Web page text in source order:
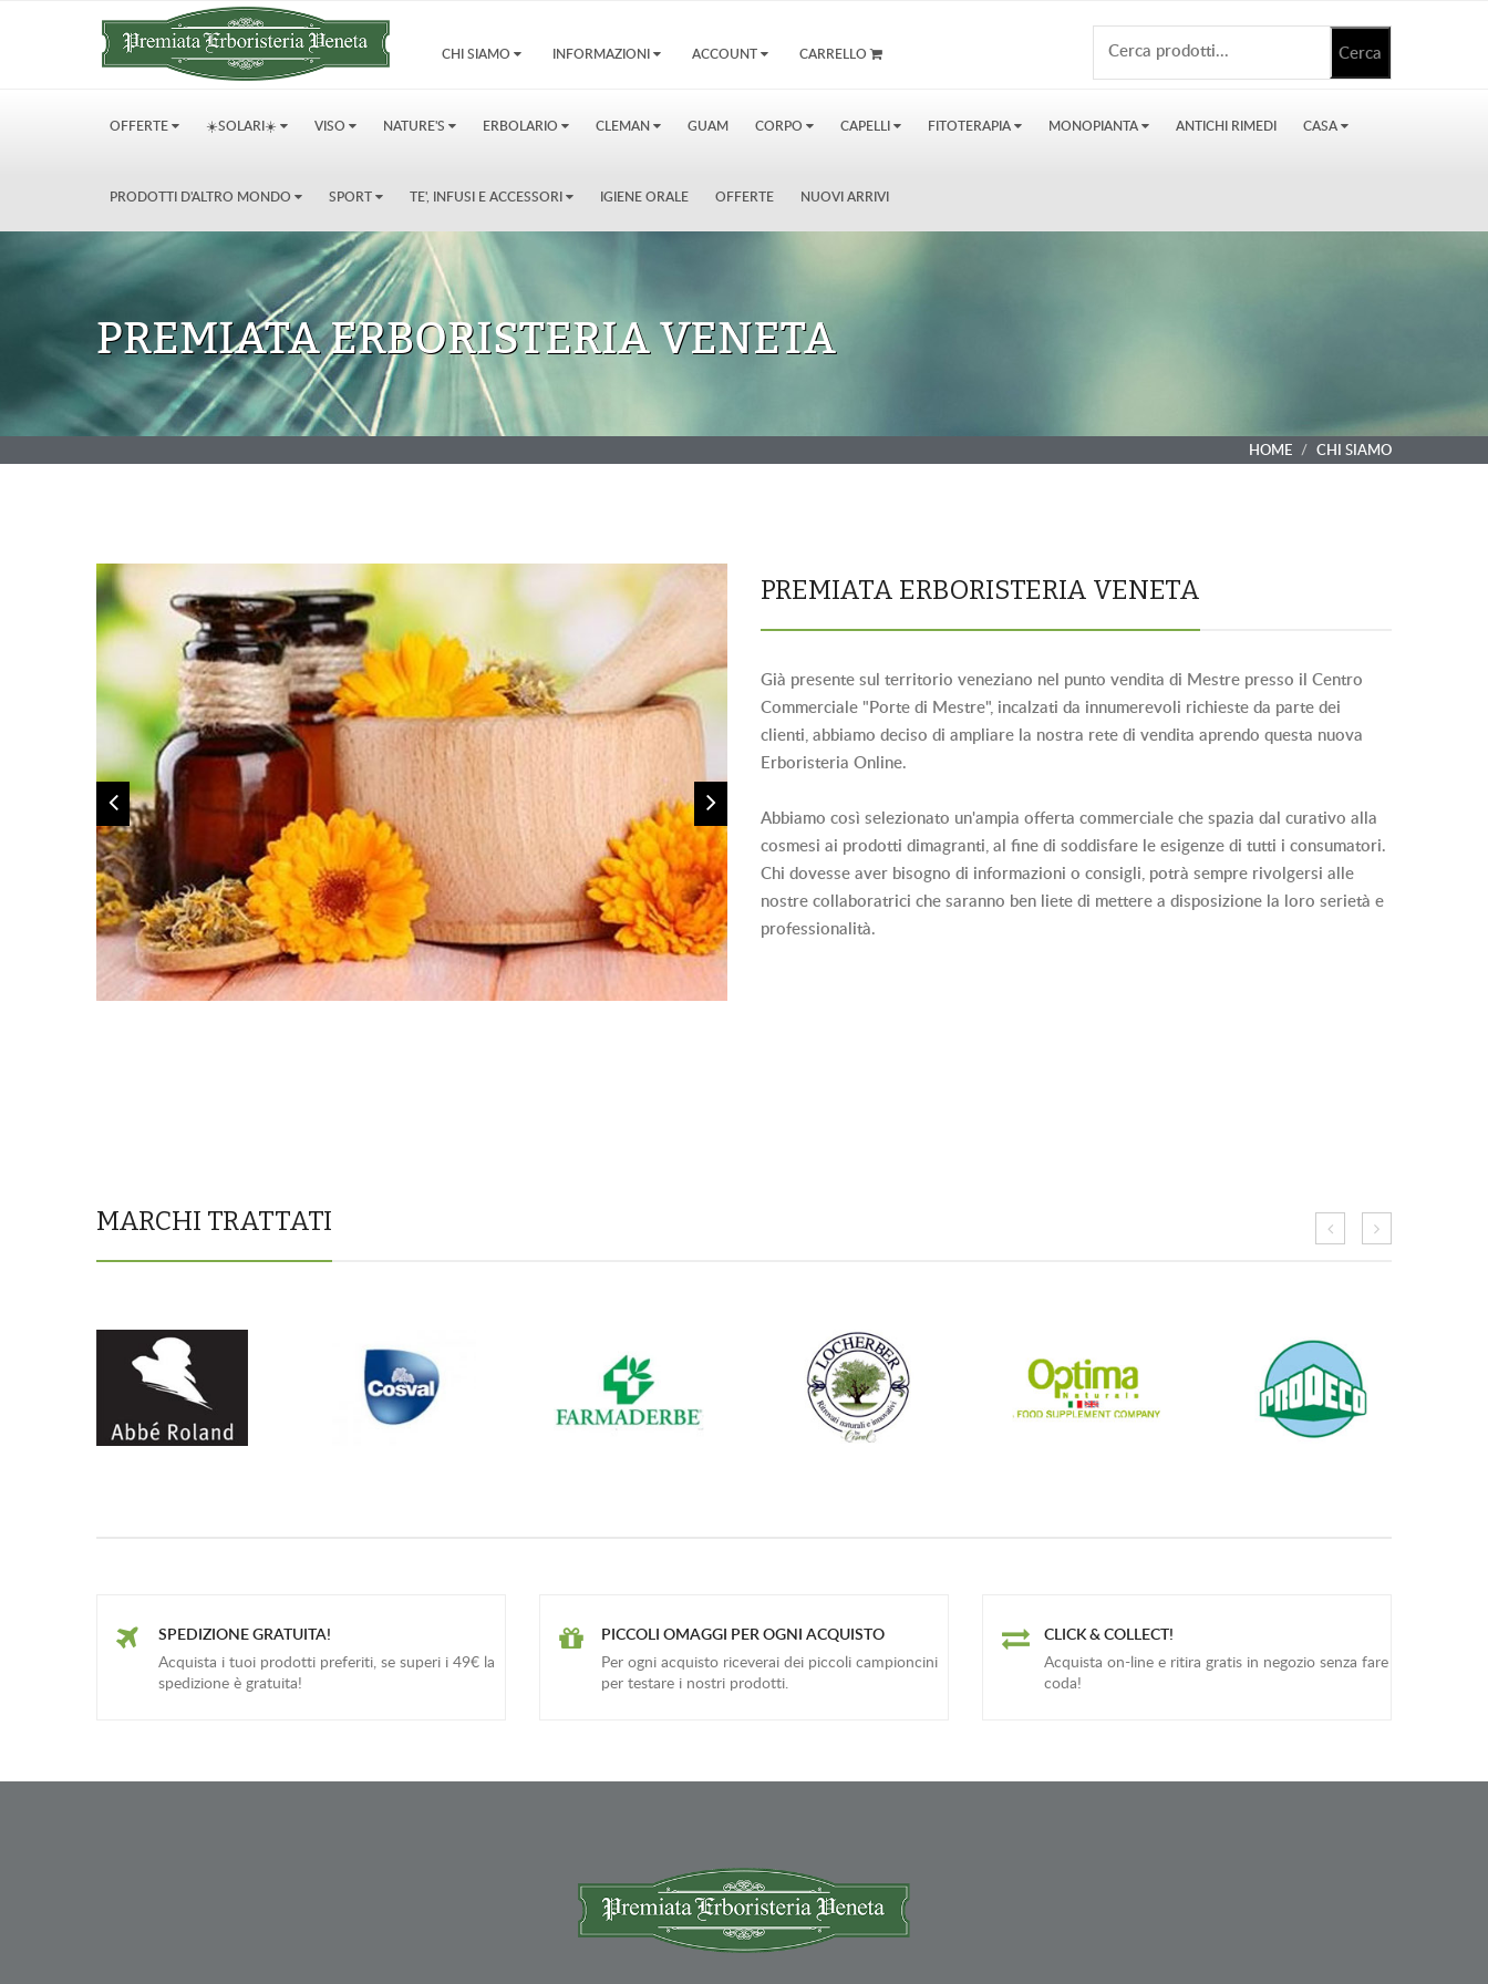
CHI SIAMO INFORMAZIONI ACCOUNT CARRELLO
OFFERTE ☀️SOLARI☀️ VISO NATURE'S ERBOLARIO CLEMAN GUAM CORPO CAPELLI FITOTERAPIA MONOPIANTA ANTICHI RIMEDI CASA
PRODOTTI D'ALTRO MONDO SPORT TE', INFUSI E ACCESSORI IGIENE ORALE OFFERTE NUOVI ARRIVI
PREMIATA ERBORISTERIA VENETA
HOME CHI SIAMO
PREMIATA ERBORISTERIA VENETA
Già presente sul territorio veneziano nel punto vendita di Mestre presso il Centro
Commerciale "Porte di Mestre", incalzati da innumerevoli richieste da parte dei
clienti, abbiamo deciso di ampliare la nostra rete di vendita aprendo questa nuova
Erboristeria Online.
Abbiamo così selezionato un'ampia offerta commerciale che spazia dal curativo alla
cosmesi ai prodotti dimagranti, al fine di soddisfare le esigenze di tutti i consumatori.
Chi dovesse aver bisogno di informazioni o consigli, potrà sempre rivolgersi alle
nostre collaboratrici che saranno ben liete di mettere a disposizione la loro serietà e
professionalità.
MARCHI TRATTATI
SPEDIZIONE GRATUITA!
Acquista i tuoi prodotti preferiti, se superi i 49€ la
spedizione è gratuita!
PICCOLI OMAGGI PER OGNI ACQUISTO
Per ogni acquisto riceverai dei piccoli campioncini
per testare i nostri prodotti.
CLICK & COLLECT!
Acquista on-line e ritira gratis in negozio senza fare
coda!